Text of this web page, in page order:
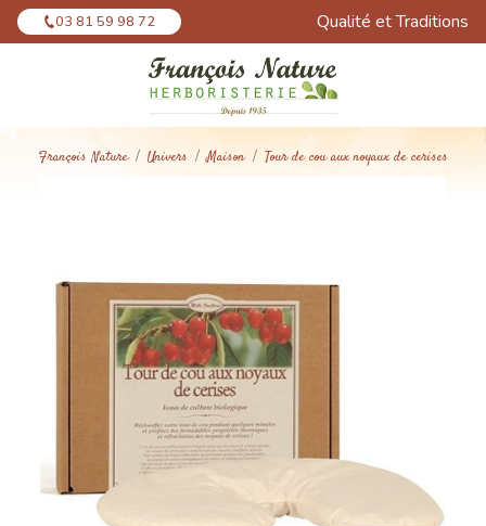
03 81 59 98 72 Qualité et Traditions
François Nature Univers Maison Tour de cou aux noyaux de cerises
Panneau de gestion des cookies